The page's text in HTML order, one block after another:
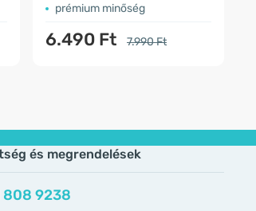
prémium minőség
6.490 Ft 7.990 Ft
és megrendelések
808 9238